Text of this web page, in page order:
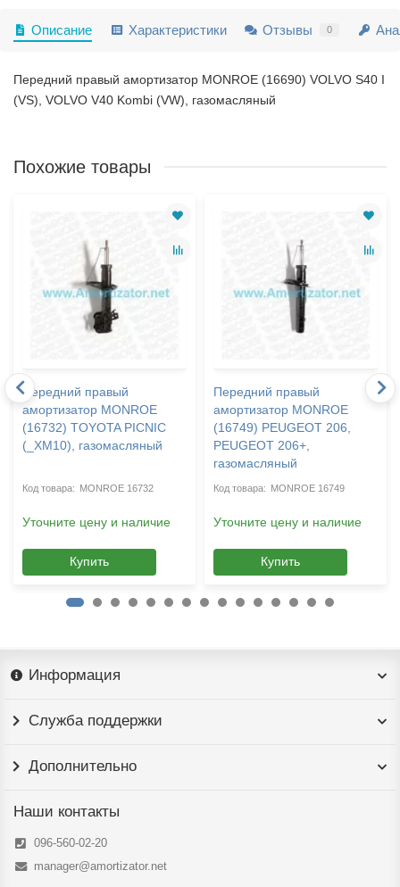
Описание Характеристики Отзывы 0
Передний правый амортизатор MONROE (16690) VOLVO S40 I
(VS), VOLVO V40 Kombi (VW), газомасляный
Похожие товары
Передний правый
амортизатор MONROE
(16732) TOYOTA PICNIC
(_XM10), газомасляный
MONROE 16732
Уточните цену и наличие
Купить
Передний правый
амортизатор MONROE
(16749) PEUGEOT 206,
PEUGEOT 206+,
газомасляный
MONROE 16749
Уточните цену и наличие
Купить
Информация
Служба поддержки
Дополнительно
Наши контакты
096-560-02-20
manager@amortizator.net